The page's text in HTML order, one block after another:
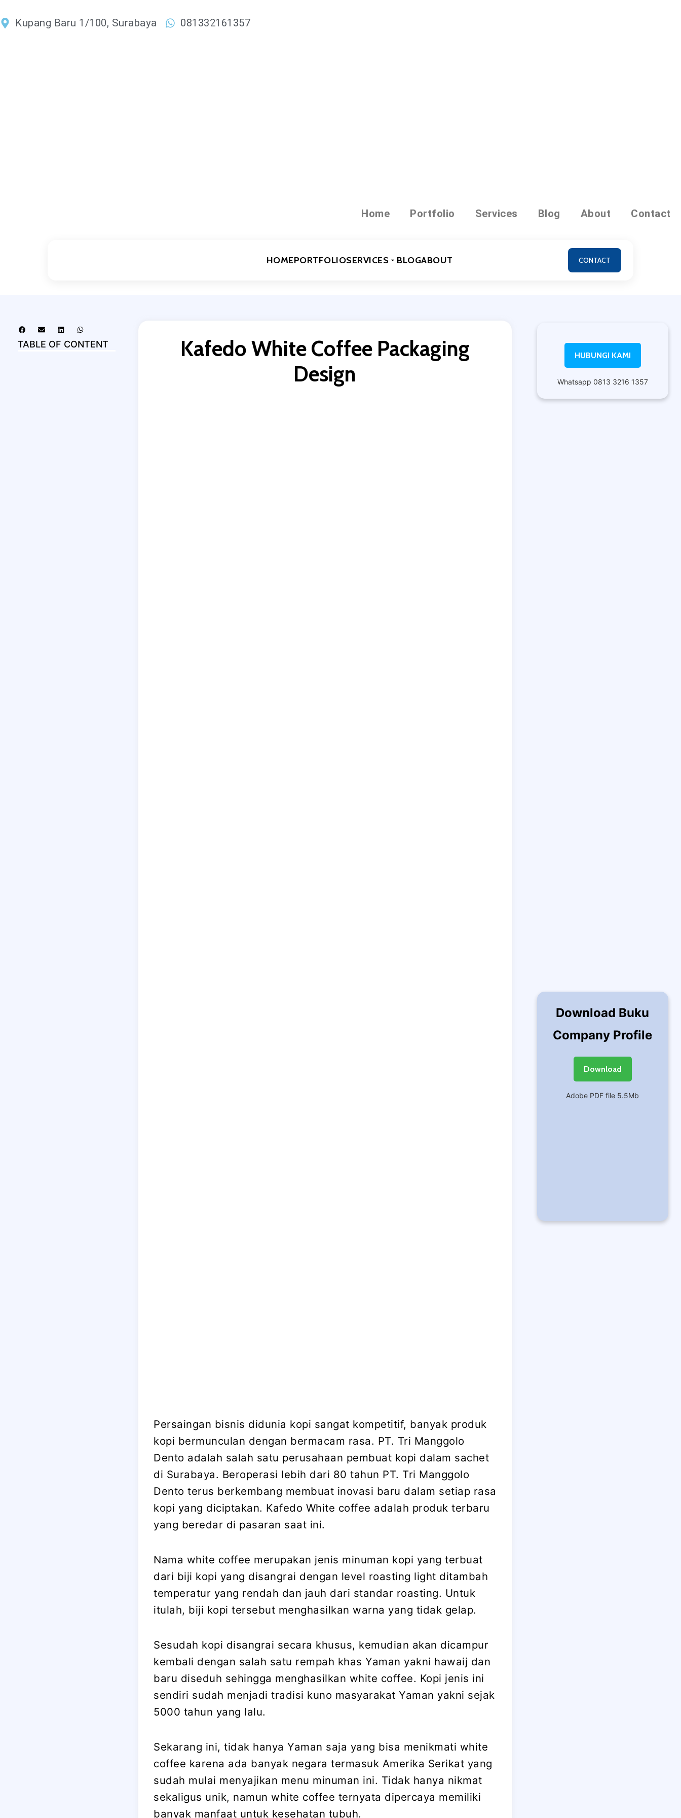
ke
Kupang Baru 1/100, Surabaya 081332161357
Home Portfolio Services Blog About Contact
HOMEPORTFOLIOSERVICES BLOGABOUT CONTACT
TABLE OF CONTENT
Kafedo White Coffee Packaging
Design
Persaingan bisnis didunia kopi sangat kompetitif, banyak produk
kopi bermunculan dengan bermacam rasa. PT. Tri Manggolo
Dento adalah salah satu perusahaan pembuat kopi dalam sachet
di Surabaya. Beroperasi lebih dari 80 tahun PT. Tri Manggolo
Dento terus berkembang membuat inovasi baru dalam setiap rasa
kopi yang diciptakan. Kafedo White coffee adalah produk terbaru
yang beredar di pasaran saat ini.
Nama white coffee merupakan jenis minuman kopi yang terbuat
dari biji kopi yang disangrai dengan level roasting light ditambah
temperatur yang rendah dan jauh dari standar roasting. Untuk
itulah, biji kopi tersebut menghasilkan warna yang tidak gelap.
Sesudah kopi disangrai secara khusus, kemudian akan dicampur
kembali dengan salah satu rempah khas Yaman yakni hawaij dan
baru diseduh sehingga menghasilkan white coffee. Kopi jenis ini
sendiri sudah menjadi tradisi kuno masyarakat Yaman yakni sejak
5000 tahun yang lalu.
Sekarang ini, tidak hanya Yaman saja yang bisa menikmati white
coffee karena ada banyak negara termasuk Amerika Serikat yang
sudah mulai menyajikan menu minuman ini. Tidak hanya nikmat
sekaligus unik, namun white coffee ternyata dipercaya memiliki
banyak manfaat untuk kesehatan tubuh.
HUBUNGI KAMI
Whatsapp 0813 3216 1357
Download Buku
Company Profile
Download
Adobe PDF file 5.5Mb